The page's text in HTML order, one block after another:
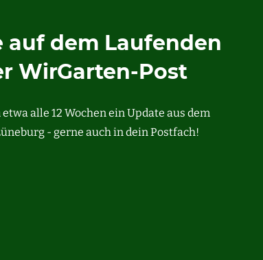
auf dem Laufenden
WirGarten-Post
alle 12 Wochen ein Update aus dem
- gerne auch in dein Postfach!